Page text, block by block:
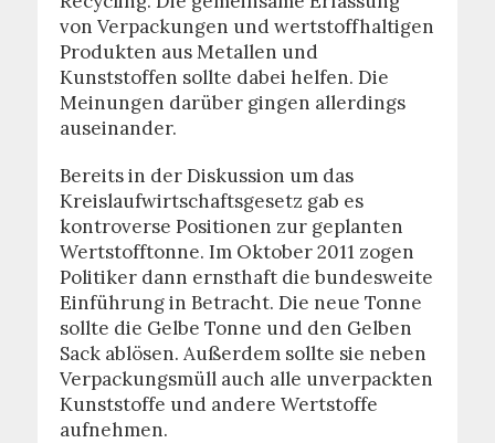
von Verpackungen und wertstoffhaltigen
Produkten aus Metallen und
Kunststoffen sollte dabei helfen. Die
Meinungen darüber gingen allerdings
auseinander.
Bereits in der Diskussion um das
Kreislaufwirtschaftsgesetz gab es
kontroverse Positionen zur geplanten
Wertstofftonne. Im Oktober 2011 zogen
Politiker dann ernsthaft die bundesweite
Einführung in Betracht. Die neue Tonne
sollte die Gelbe Tonne und den Gelben
Sack ablösen. Außerdem sollte sie neben
Verpackungsmüll auch alle unverpackten
Kunststoffe und andere Wertstoffe
aufnehmen.